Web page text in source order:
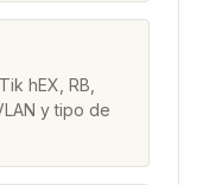
hEX, RB,
y tipo de